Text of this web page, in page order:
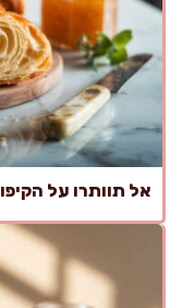
אל תוותרו על